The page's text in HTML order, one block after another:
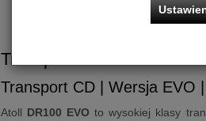
Transport CD
Transport CD | Wersja EVO
Atoll DR100 EVO to wysokiej klasy